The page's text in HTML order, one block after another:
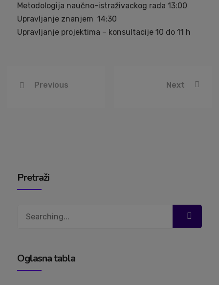
Metodologija naučno-istraživackog rada 13:00
Upravljanje znanjem 14:30
Upravljanje projektima – konsultacije 10 do 11 h
Previous Next
Pretraži
Oglasna tabla